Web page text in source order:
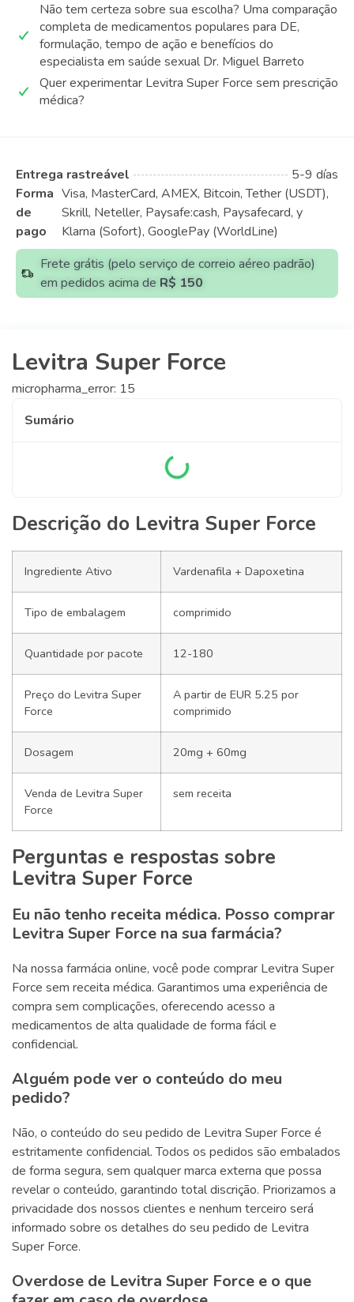
Não tem certeza sobre sua escolha? Uma comparação
completa de medicamentos populares para DE,
formulação, tempo de ação e benefícios do
especialista em saúde sexual Dr. Miguel Barreto
Quer experimentar Levitra Super Force sem prescrição
médica?
Entrega rastreável
5-9 días
Forma
de
pago
Visa, MasterCard, AMEX, Bitcoin, Tether (USDT),
Skrill, Neteller, Paysafe:cash, Paysafecard, y
Klarna (Sofort), GooglePay (WorldLine)
Frete grátis (pelo serviço de correio aéreo padrão)
em pedidos acima de R$ 150
Levitra Super Force
micropharma_error: 15
Sumário
Descrição do Levitra Super Force
Ingrediente Ativo Vardenafila + Dapoxetina
Tipo de embalagem comprimido
Quantidade por pacote 12-180
Preço do Levitra Super
Force
A partir de EUR 5.25 por
comprimido
Dosagem 20mg + 60mg
Venda de Levitra Super
Force
sem receita
Perguntas e respostas sobre
Levitra Super Force
Eu não tenho receita médica. Posso comprar
Levitra Super Force na sua farmácia?
Na nossa farmácia online, você pode comprar Levitra Super
Force sem receita médica. Garantimos uma experiência de
compra sem complicações, oferecendo acesso a
medicamentos de alta qualidade de forma fácil e
confidencial.
Alguém pode ver o conteúdo do meu
pedido?
Não, o conteúdo do seu pedido de Levitra Super Force é
estritamente confidencial. Todos os pedidos são embalados
de forma segura, sem qualquer marca externa que possa
revelar o conteúdo, garantindo total discrição. Priorizamos a
privacidade dos nossos clientes e nenhum terceiro será
informado sobre os detalhes do seu pedido de Levitra
Super Force.
Overdose de Levitra Super Force e o que